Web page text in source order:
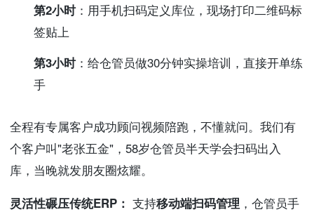
第2小时：用手机扫码定义库位，现场打印二维码标
签贴上
第3小时：给仓管员做30分钟实操培训，直接开单练
手
全程有专属客户成功顾问视频陪跑，不懂就问。我们有
个客户叫"老张五金"，58岁仓管员半天学会扫码出入
库，当晚就发朋友圈炫耀。
灵活性碾压传统ERP： 支持移动端扫码管理 ，仓管员手